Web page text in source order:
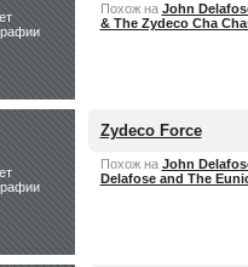
Похож на John
& The Zydeco Cha
Zydeco Force
Похож на John
Delafose and The